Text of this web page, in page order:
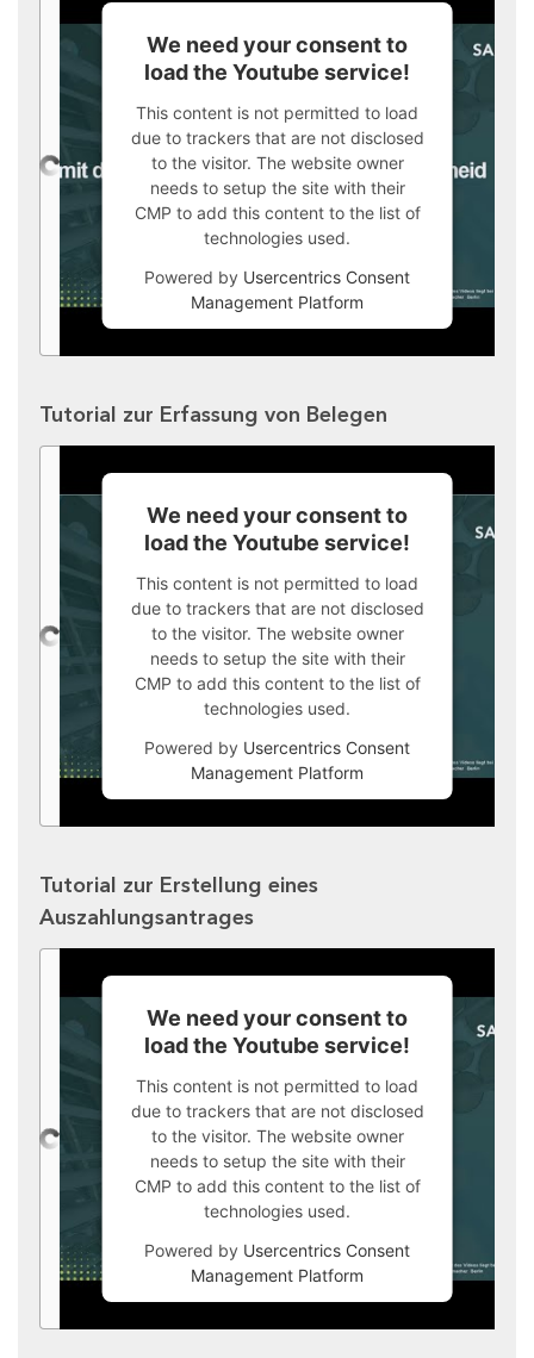
We need your consent to
load the Youtube service!
This content is not permitted to load
due to trackers that are not disclosed
to the visitor. The website owner
needs to setup the site with their
CMP to add this content to the list of
technologies used.
Powered by Usercentrics Consent
Management Platform
Tutorial zur Erfassung von Belegen
We need your consent to
load the Youtube service!
This content is not permitted to load
due to trackers that are not disclosed
to the visitor. The website owner
needs to setup the site with their
CMP to add this content to the list of
technologies used.
Powered by Usercentrics Consent
Management Platform
Tutorial zur Erstellung eines
Auszahlungsantrages
We need your consent to
load the Youtube service!
This content is not permitted to load
due to trackers that are not disclosed
to the visitor. The website owner
needs to setup the site with their
CMP to add this content to the list of
technologies used.
Powered by Usercentrics Consent
Management Platform